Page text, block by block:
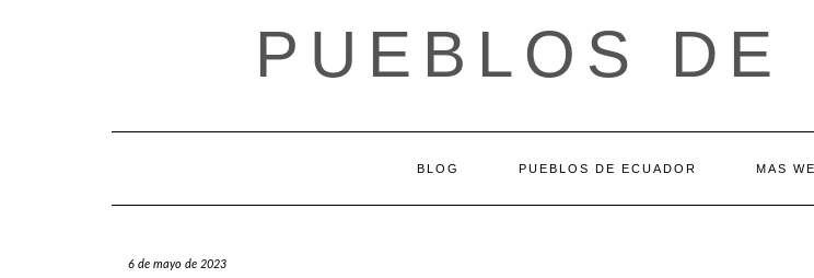
PUEBLOS DE
BLOG PUEBLOS DE ECUADOR MAS
6 de mayo de 2023